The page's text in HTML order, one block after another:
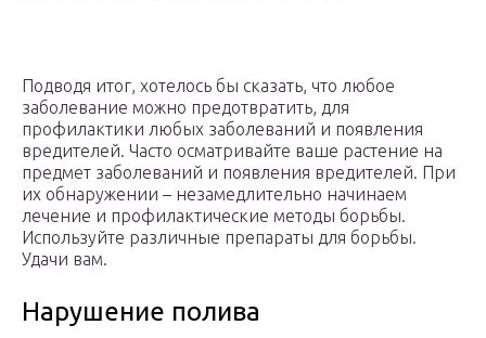
Подводя итог, хотелось бы сказать, что любое
заболевание можно предотвратить, для
профилактики любых заболеваний и появления
вредителей. Часто осматривайте ваше растение на
предмет заболеваний и появления вредителей. При
их обнаружении – незамедлительно начинаем
лечение и профилактические методы борьбы.
Используйте различные препараты для борьбы.
Удачи вам.
Нарушение полива